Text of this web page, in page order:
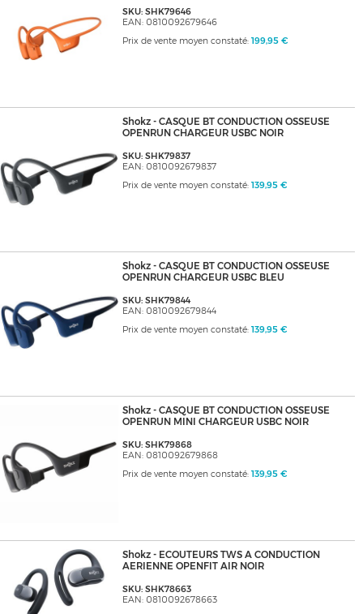
SKU: SHK79646
EAN: 0810092679646
Prix de vente moyen constaté: 199,95 €
Shokz - CASQUE BT CONDUCTION OSSEUSE
OPENRUN CHARGEUR USBC NOIR
SKU: SHK79837
EAN: 0810092679837
Prix de vente moyen constaté: 139,95 €
Shokz - CASQUE BT CONDUCTION OSSEUSE
OPENRUN CHARGEUR USBC BLEU
SKU: SHK79844
EAN: 0810092679844
Prix de vente moyen constaté: 139,95 €
Shokz - CASQUE BT CONDUCTION OSSEUSE
OPENRUN MINI CHARGEUR USBC NOIR
SKU: SHK79868
EAN: 0810092679868
Prix de vente moyen constaté: 139,95 €
Shokz - ECOUTEURS TWS A CONDUCTION
AERIENNE OPENFIT AIR NOIR
SKU: SHK78663
EAN: 0810092678663